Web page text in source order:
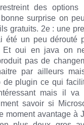
restreint des
surprise on
gratuits. 2e : une
été un peu dérouté
Et oui en java on
pas de
par ailleurs
de plugin ce qui
mais il
savoir si
moment avantage à